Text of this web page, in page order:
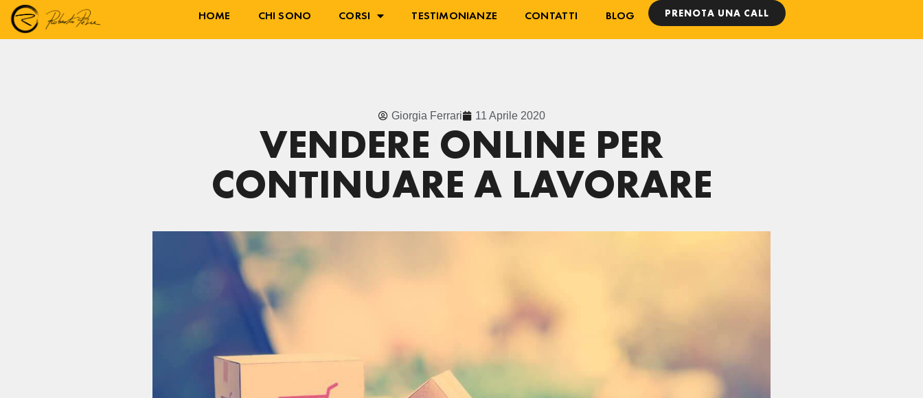
HOME CHI SONO CORSI TESTIMONIANZE CONTATTI BLOG PRENOTA UNA CALL
Giorgia Ferrari 11 Aprile 2020
VENDERE ONLINE PER
CONTINUARE A LAVORARE